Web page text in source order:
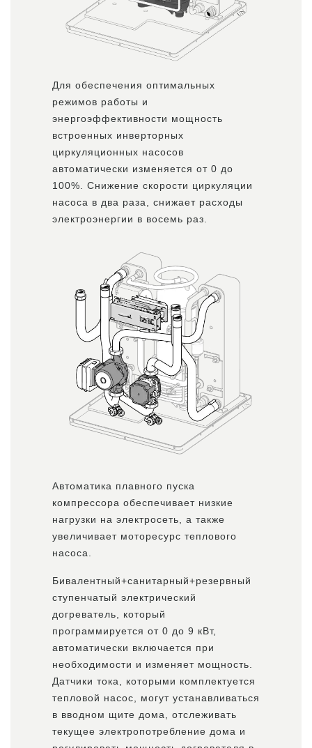
Для обеспечения оптимальных
режимов работы и
энергоэффективности мощность
встроенных инверторных
циркуляционных насосов
автоматически изменяется от 0 до
100%. Снижение скорости циркуляции
насоса в два раза, снижает расходы
электроэнергии в восемь раз.
Автоматика плавного пуска
компрессора обеспечивает низкие
нагрузки на электросеть, а также
увеличивает моторесурс теплового
насоса.
Бивалентный+санитарный+резервный
ступенчатый электрический
догреватель, который
программируется от 0 до 9 кВт,
автоматически включается при
необходимости и изменяет мощность.
Датчики тока, которыми комплектуется
тепловой насос, могут устанавливаться
в вводном щите дома, отслеживать
текущее электропотребление дома и